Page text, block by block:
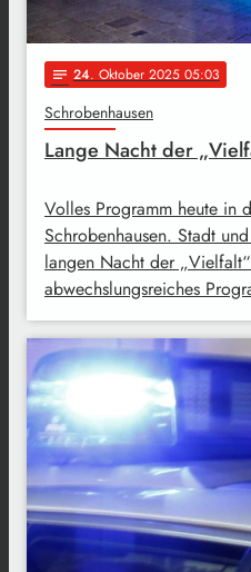
notes 24. Oktober 2025 05:03
Schrobenhausen
Lange Nacht der
Volles Programm heute in
Schrobenhausen. Stadt
langen Nacht der
abwechslungsreiches